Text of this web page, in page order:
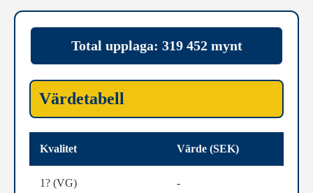
Total upplaga: 319 452 mynt
Värdetabell
Kvalitet Värde (SEK)
1? (VG) -